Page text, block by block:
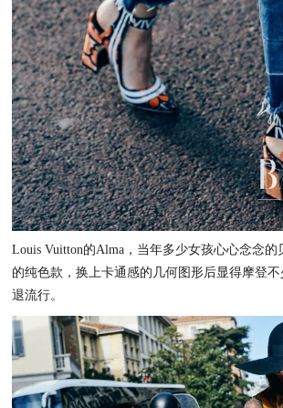
Louis Vuitton的Alma，当年多少女孩心心念念的
的纯色款，换上卡通感的几何图形后显得摩登
退流行。